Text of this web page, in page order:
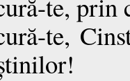
te,